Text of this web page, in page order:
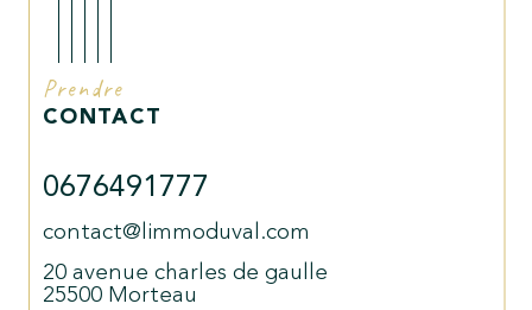
Prendre
CONTACT
0676491777
contact@limmoduval.com
20 avenue charles de gaulle
25500
Morteau